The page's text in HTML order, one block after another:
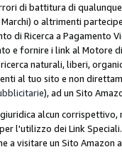
di battitura di
o altrimenti
di Ricerca a Pagamento
e fornire i link al Motore
naturali, liberi,
al tuo sito e non
), ad un Sito
alcun
l'utilizzo dei Link
a visitare un Sito